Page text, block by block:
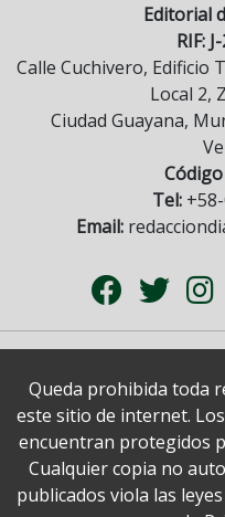
Editorial
RIF:
Calle Cuchivero, Edificio
Local 2,
Ciudad Guayana,
Tel:+58-
Email:
Queda prohibida toda
este sitio de internet.
encuentran protegidos
Cualquier copia no
publicados viola las